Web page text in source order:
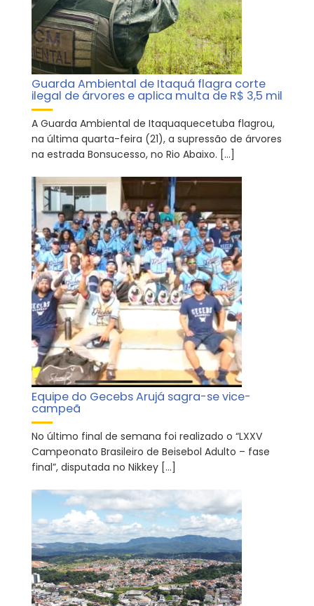
Guarda Ambiental de Itaquá flagra corte
ilegal de árvores e aplica multa de R$ 3,5 mil
A Guarda Ambiental de Itaquaquecetuba flagrou,
na última quarta-feira (21), a supressão de árvores
na estrada Bonsucesso, no Rio Abaixo. […]
Equipe do Gecebs Arujá sagra-se vice-
campeã
No último final de semana foi realizado o “LXXV
Campeonato Brasileiro de Beisebol Adulto – fase
final”, disputada no Nikkey […]